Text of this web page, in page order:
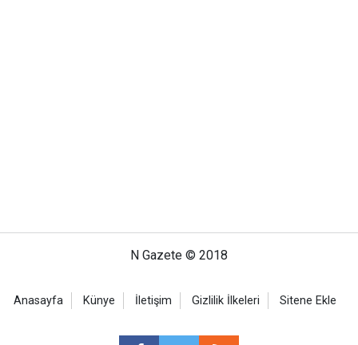
N Gazete © 2018
Anasayfa Künye İletişim Gizlilik İlkeleri Sitene Ekle